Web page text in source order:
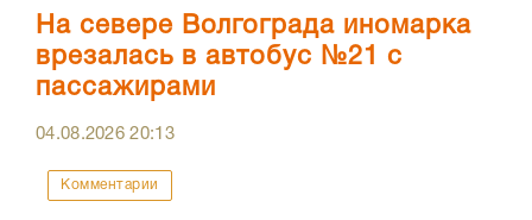
На севере Волгограда иномарка
врезалась в автобус №21 с
пассажирами
04.08.202620:13
Комментарии